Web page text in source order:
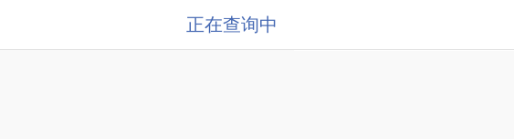
正在查询中